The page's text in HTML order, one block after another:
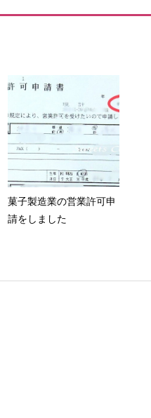
菓子製造業の営業許可申
請をしました